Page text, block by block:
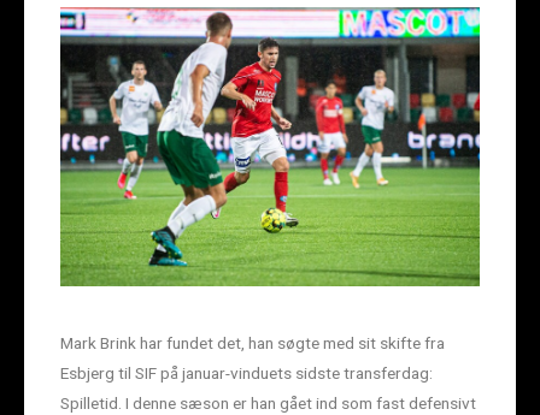
Mark Brink har fundet det, han søgte med sit skifte fra
Esbjerg til SIF på januar-vinduets sidste transferdag:
Spilletid. I denne sæson er han gået ind som fast defensivt